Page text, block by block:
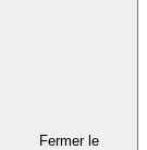
Fermer le